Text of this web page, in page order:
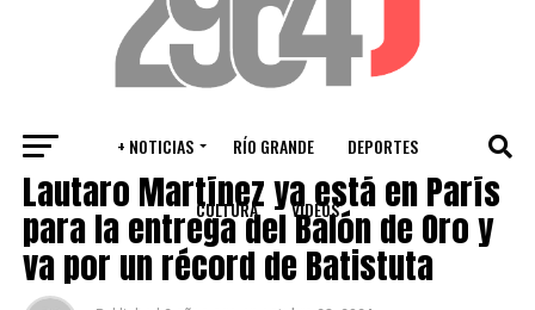
+ NOTICIAS RÍO GRANDE DEPORTES
CULTURA VIDEOS
DEPORTES
Lautaro Martínez ya está en París
para la entrega del Balón de Oro y
va por un récord de Batistuta